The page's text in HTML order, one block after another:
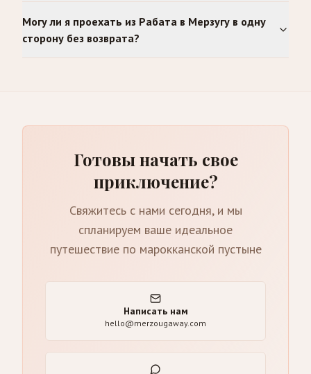
Могу ли я проехать из Рабата в Мерзугу в одну
сторону без возврата?
Готовы начать свое
приключение?
Свяжитесь с нами сегодня, и мы
спланируем ваше идеальное
путешествие по марокканской пустыне
Написать нам
hello@merzougaway.com